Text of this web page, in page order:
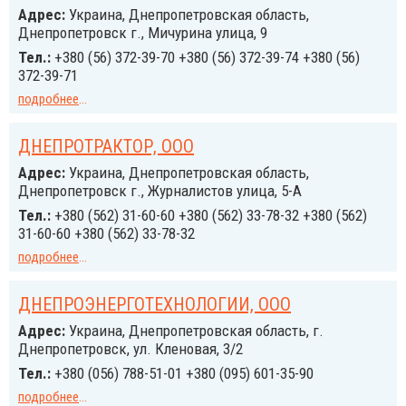
Адрес: Украина, Днепропетровская область,
Днепропетровск г., Мичурина улица, 9
Тел.: +380 (56) 372-39-70 +380 (56) 372-39-74 +380 (56)
372-39-71
подробнее...
ДНЕПРОТРАКТОР, ООО
Адрес: Украина, Днепропетровская область,
Днепропетровск г., Журналистов улица, 5-А
Тел.: +380 (562) 31-60-60 +380 (562) 33-78-32 +380 (562)
31-60-60 +380 (562) 33-78-32
подробнее...
ДНЕПРОЭНЕРГОТЕХНОЛОГИИ, ООО
Адрес: Украина, Днепропетровская область, г.
Днепропетровск, ул. Кленовая, 3/2
Тел.: +380 (056) 788-51-01 +380 (095) 601-35-90
подробнее...